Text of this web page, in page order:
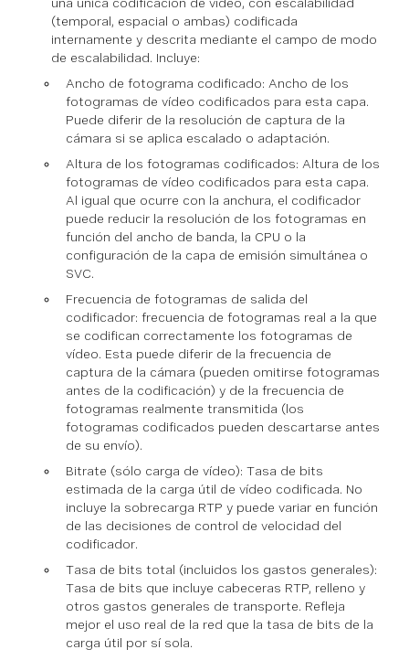
(temporal, espacial o ambas) codificada
internamente y descrita mediante el campo de modo
de escalabilidad. Incluye:
Ancho de fotograma codificado: Ancho de los
fotogramas de vídeo codificados para esta capa.
Puede diferir de la resolución de captura de la
cámara si se aplica escalado o adaptación.
Altura de los fotogramas codificados: Altura de los
fotogramas de vídeo codificados para esta capa.
Al igual que ocurre con la anchura, el codificador
puede reducir la resolución de los fotogramas en
función del ancho de banda, la CPU o la
configuración de la capa de emisión simultánea o
SVC.
Frecuencia de fotogramas de salida del
codificador: frecuencia de fotogramas real a la que
se codifican correctamente los fotogramas de
vídeo. Esta puede diferir de la frecuencia de
captura de la cámara (pueden omitirse fotogramas
antes de la codificación) y de la frecuencia de
fotogramas realmente transmitida (los
fotogramas codificados pueden descartarse antes
de su envío).
Bitrate (sólo carga de vídeo): Tasa de bits
estimada de la carga útil de vídeo codificada. No
incluye la sobrecarga RTP y puede variar en función
de las decisiones de control de velocidad del
codificador.
Tasa de bits total (incluidos los gastos generales):
Tasa de bits que incluye cabeceras RTP, relleno y
otros gastos generales de transporte. Refleja
mejor el uso real de la red que la tasa de bits de la
carga útil por sí sola.